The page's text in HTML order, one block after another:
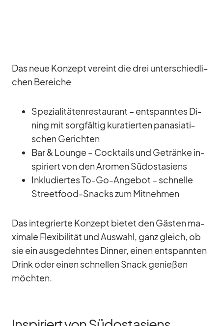
Das neue Kon­zept ver­eint die drei un­ter­schied­li­
chen Be­rei­che
Spe­zia­li­tä­ten­re­stau­rant – ent­spann­tes Di­
ning mit sorg­fäl­tig ku­ra­tier­ten pa­n­asia­ti­
schen Ge­rich­ten
Bar & Lounge – Cock­tails und Ge­tränke in­
spi­riert von den Aro­men Süd­ost­asi­ens
In­klu­dier­tes To-Go-An­ge­bot – schnelle
Street­food-Snacks zum Mit­neh­men
Das in­te­grierte Kon­zept bie­tet den Gäs­ten ma­
xi­male Fle­xi­bi­li­tät und Aus­wahl, ganz gleich, ob
sie ein aus­ge­dehn­tes Din­ner, ei­nen ent­spann­ten
Drink oder ei­nen schnel­len Snack ge­nie­ßen
möch­ten.